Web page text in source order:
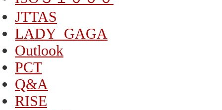
JTTAS
LADY_GAGA
Outlook
PCT
Q&A
RISE